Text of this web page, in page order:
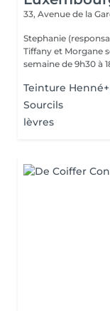
33, Avenue de la
Stephanie
Tiffany et Morgane
semaine de 9h30 à
Teinture
Sourcils
lèvres